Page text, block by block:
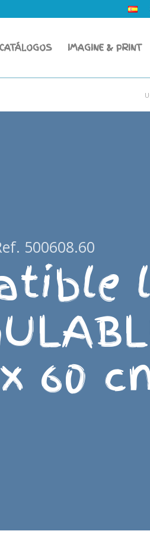
CATÁLOGOS IMAGINE & PRINT
500608.60
60